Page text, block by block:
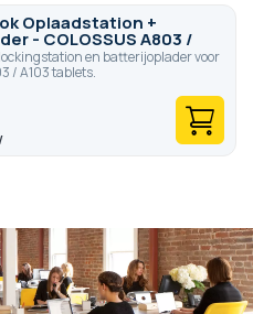
Oplaadstation +
- COLOSSUS A803 /
en batterijoplader voor
/ A103 tablets.